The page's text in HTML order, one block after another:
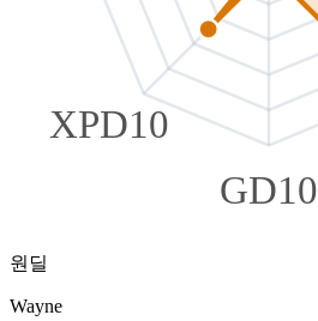
GD10
XPD10
원딜
Wayne